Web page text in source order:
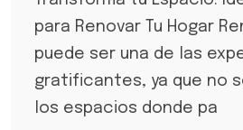
para Renovar Tu Hogar
puede ser una de las
gratificantes, ya que no
los espacios donde pa